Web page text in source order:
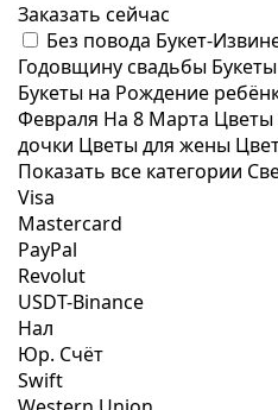
Заказать сейчас
Без повода Букет-
Годовщину свадьбы
Букеты на Рождение
Февраля На 8 Марта Цветы
дочки Цветы для жены
Показать все категории
Visa
Mastercard
PayPal
Revolut
USDT-Binance
Нал
Юр. Счёт
Swift